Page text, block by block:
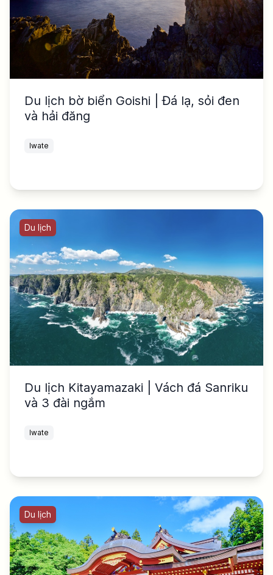
Du lịch bờ biển Goishi | Đá lạ, sỏi đen
và hải đăng
Iwate
Du lịch
Du lịch Kitayamazaki | Vách đá Sanriku
và 3 đài ngắm
Iwate
Du lịch